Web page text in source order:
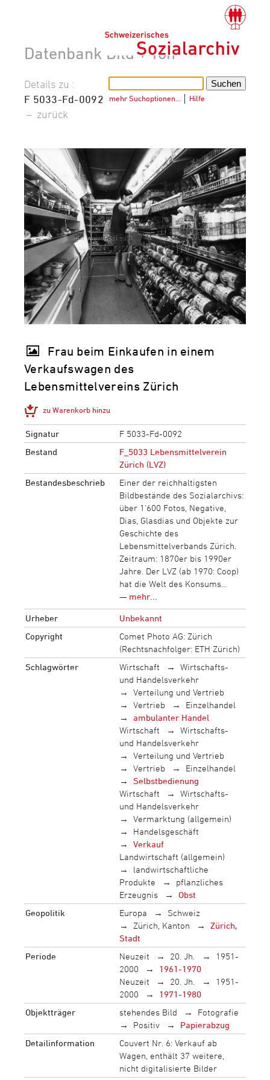
Datenbank Bild + Ton
mehr Suchoptionen… Hilfe
Details zu :
F 5033-Fd-0092
– zurück
Frau beim Einkaufen in einem
Verkaufswagen des
Lebensmittelvereins Zürich
zu Warenkorb hinzu
Signatur
F 5033-Fd-0092
Bestand
F_5033 Lebensmittelverein
Zürich (LVZ)
Bestandesbeschrieb
Einer der reichhaltigsten
Bildbestände des Sozialarchivs:
über 1‘600 Fotos, Negative,
Dias, Glasdias und Objekte zur
Geschichte des
Lebensmittelverbands Zürich.
Zeitraum: 1870er bis 1990er
Jahre. Der LVZ (ab 1970: Coop)
hat die Welt des Konsums…
— mehr...
Urheber
Unbekannt
Copyright
Comet Photo AG: Zürich
(Rechtsnachfolger: ETH Zürich)
Schlagwörter
Wirtschaft
Wirtschafts-
und Handelsverkehr
Verteilung und Vertrieb
Vertrieb
Einzelhandel
ambulanter Handel
Wirtschaft
Wirtschafts-
und Handelsverkehr
Verteilung und Vertrieb
Vertrieb
Einzelhandel
Selbstbedienung
Wirtschaft
Wirtschafts-
und Handelsverkehr
Vermarktung (allgemein)
Handelsgeschäft
Verkauf
Landwirtschaft (allgemein)
landwirtschaftliche
Produkte
pflanzliches
Erzeugnis
Obst
Geopolitik
Europa
Schweiz
Zürich, Kanton
Zürich,
Stadt
Periode
Neuzeit 20. Jh.
1951-
2000
1961-1970
Neuzeit
20. Jh.
1951-
2000
1971-1980
Objektträger
stehendes Bild
Fotografie
Positiv
Papierabzug
Detailinformation
Couvert Nr. 6: Verkauf ab
Wagen, enthält 37 weitere,
nicht digitalisierte Bilder